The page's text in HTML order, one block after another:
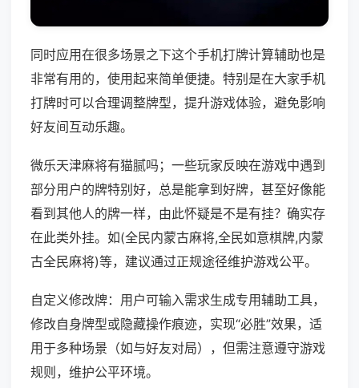
同时应用在很多场景之下这个手机打牌计算辅助也是
非常有用的，使用起来简单便捷。特别是在大家手机
打牌时可以合理调整牌型，提升游戏体验，避免影响
好友间互动乐趣。
微乐天津麻将有猫腻吗；一些玩家反映在游戏中遇到
部分用户的牌特别好，总是能拿到好牌，甚至好像能
看到其他人的牌一样，由此怀疑是不是有挂？确实存
在此类外挂。如(全民内蒙古麻将,全民如意棋牌,内蒙
古全民麻将)等，建议通过正规途径维护游戏公平。
自定义修改牌：用户可输入需求生成专用辅助工具，
修改自身牌型或隐藏操作痕迹，实现“必胜”效果，适
用于多种场景（如与好友对局），但需注意遵守游戏
规则，维护公平环境。